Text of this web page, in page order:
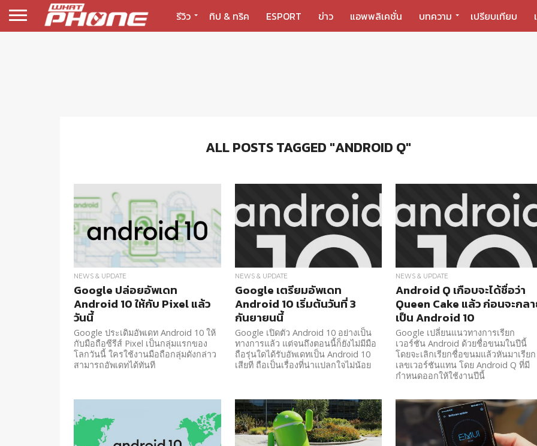
รีวิว ทิป & ทริค ESPORT ข่าว แอพพลิเคชั่น บทความ เปรียบเทียบ
ALL POSTS TAGGED "ANDROID Q"
NEWS & UPDATE
Google ปล่อยอัพเดท
Android 10 ให้กับ Pixel แล้ว
วันนี้
Google ประเดิมอัพเดท Android 10 ให้
กับมือถือซีรีส์ Pixel เป็นกลุ่มแรกของ
โลกวันนี้ ใครใช้งานมือถือกลุ่มดังกล่าว
สามารถอัพเดทได้ทันที
NEWS & UPDATE
Google เตรียมอัพเดท
Android 10 เริ่มต้นวันที่ 3
กันยายนนี้
Google เปิดตัว Android 10 อย่างเป็น
ทางการแล้ว แต่จนถึงตอนนี้ก็ยังไม่มีมือ
ถือรุ่นใดได้รับอัพเดทเป็น Android 10
เสียที ถือเป็นเรื่องที่น่าแปลกใจไม่น้อย
NEWS & UPDATE
Android Q เกือบจะได้ชื่อว่า
Queen Cake แล้ว ก่อนจะกล
เป็น Android 10
Google เปลี่ยนแนวทางการเรียก
เวอร์ชัน Android ด้วยชื่อขนมในปีนี้
โดยจะเลิกเรียกชื่อขนมแล้วหันมาเรียก
เลขเวอร์ชันแทน โดย Android Q ที่มี
กำหนดออกให้ใช้งานปีนี้